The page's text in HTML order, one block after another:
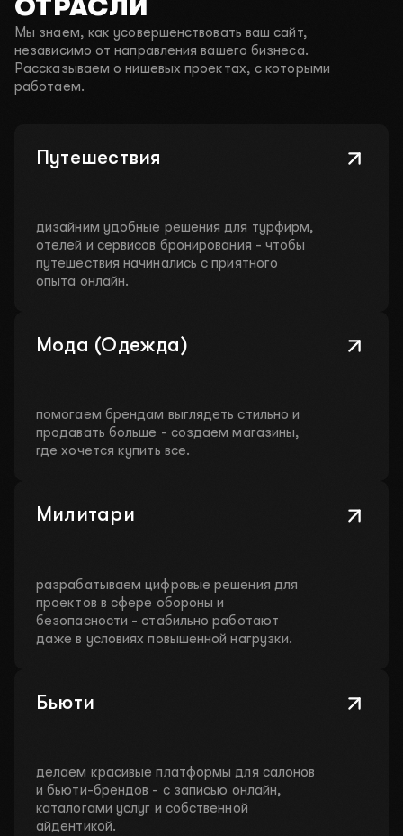
ОТРАСЛИ
Мы знаем, как усовершенствовать ваш сайт,
независимо от направления вашего бизнеса.
Рассказываем о нишевых проектах, с которыми
работаем.
Путешествия
дизайним удобные решения для турфирм,
отелей и сервисов бронирования - чтобы
путешествия начинались с приятного
опыта онлайн.
Мода (Одежда)
помогаем брендам выглядеть стильно и
продавать больше - создаем магазины,
где хочется купить все.
Милитари
разрабатываем цифровые решения для
проектов в сфере обороны и
безопасности - стабильно работают
даже в условиях повышенной нагрузки.
Бьюти
делаем красивые платформы для салонов
и бьюти-брендов - с записью онлайн,
каталогами услуг и собственной
айдентикой.